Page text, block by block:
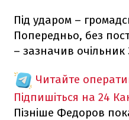
Під ударом –
Попередньо, без
– зазначив очільник
Читайте
Підпишіться на 24
Пізніше Федоров